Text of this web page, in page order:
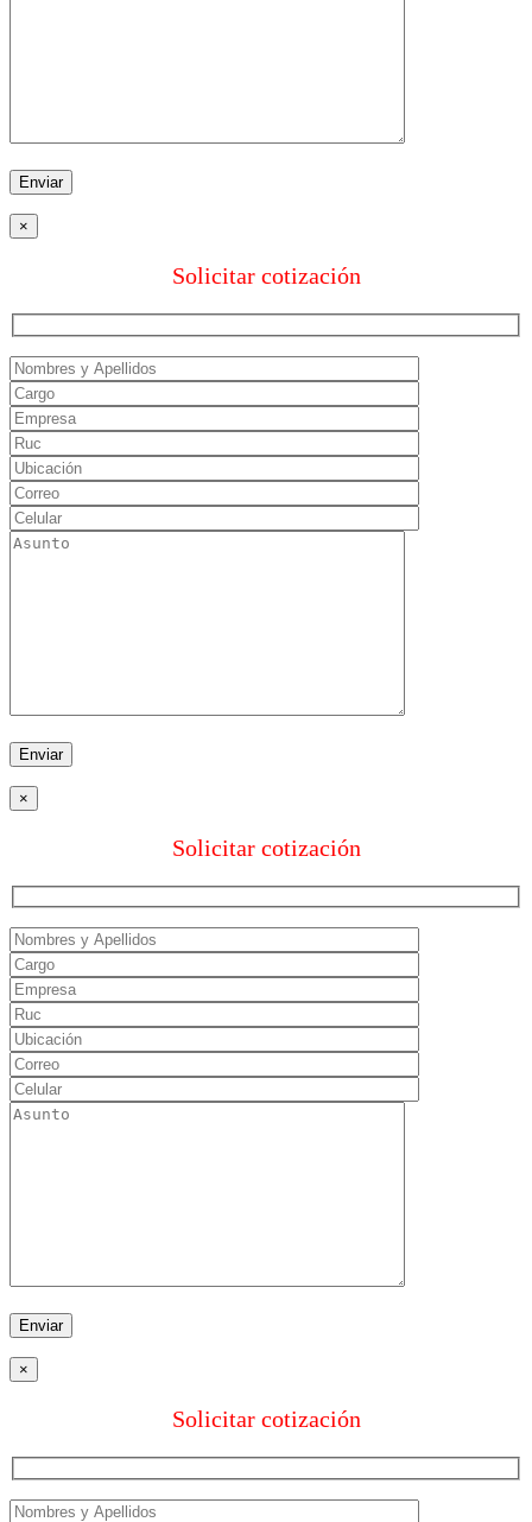
×
Solicitar cotización
×
Solicitar cotización
×
Solicitar cotización